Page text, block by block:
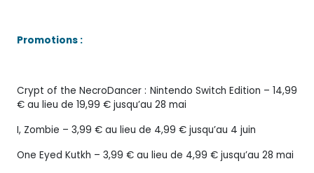
Promotions :
Crypt of the NecroDancer : Nintendo Switch Edition – 14,99
€ au lieu de 19,99 € jusqu’au 28 mai
I, Zombie – 3,99 € au lieu de 4,99 € jusqu’au 4 juin
One Eyed Kutkh – 3,99 € au lieu de 4,99 € jusqu’au 28 mai